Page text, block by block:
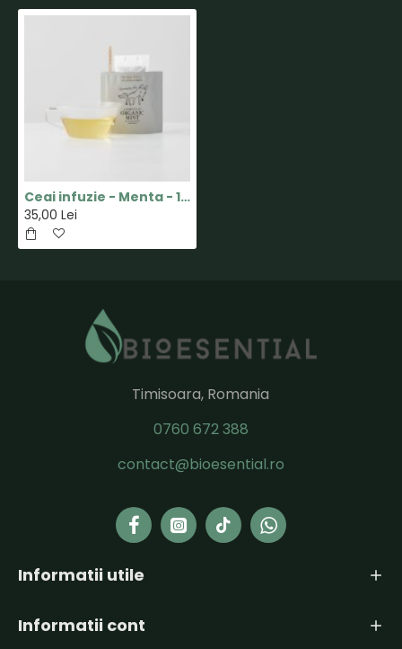
Ceai infuzie - Menta - 10 pliculete - Anassa
35,00 Lei
Timisoara, Romania
0760 672 388
contact@bioesential.ro
Informatii utile
Informatii cont